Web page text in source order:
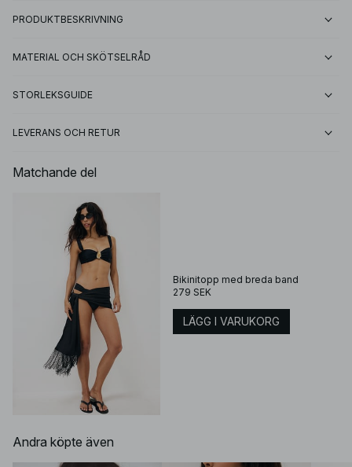
PRODUKTBESKRIVNING
MATERIAL OCH SKÖTSELRÅD
STORLEKSGUIDE
LEVERANS OCH RETUR
Matchande del
Bikinitopp med breda band
279 SEK
LÄGG I VARUKORG
Andra köpte även